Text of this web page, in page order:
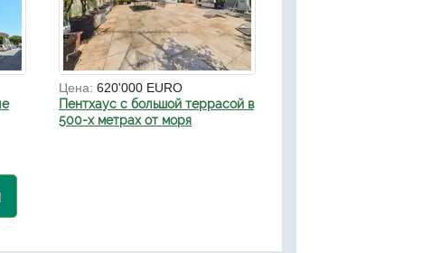
Цена: 620'000 EURO
Пентхаус с большой террасой в
500-х метрах от моря